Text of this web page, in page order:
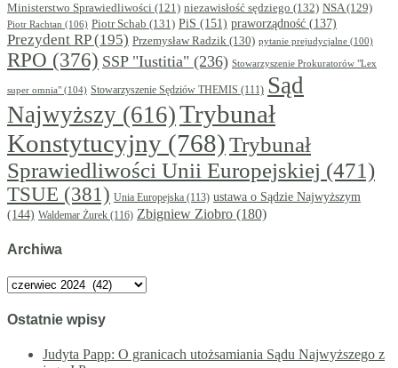
Ministerstwo Sprawiedliwości (121) niezawisłość sędziego (132) NSA(129)
Piotr Rachtan (106) Piotr Schab (131) PiS (151) praworządność (137)
Prezydent RP(195) Przemysław Radzik (130) pytanie prejudycjalne (100)
RPO (376) SSP "Iustitia" (236) Stowarzyszenie Prokuratorów "Lex
super omnia" (104) Stowarzyszenie Sędziów THEMIS (111) Sąd
Najwyższy (616)Trybunał
Konstytucyjny (768)Trybunał
Sprawiedliwości Unii Europejskiej (471)
TSUE (381) Unia Europejska (113) ustawa o Sądzie Najwyższym
(144) Waldemar Żurek (116) Zbigniew Ziobro (180)
Archiwa
Archiwa
Ostatnie wpisy
Judyta Papp: O granicach utożsamiania Sądu Najwyższego z